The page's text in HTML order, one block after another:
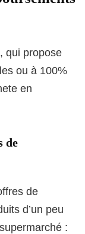
qui propose
ou à 100%
en
de
de
d’un peu
: